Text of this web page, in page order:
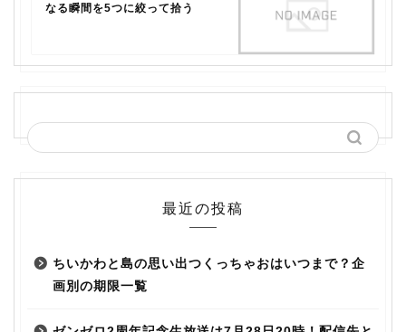
なる瞬間を5つに絞って拾う
最近の投稿
ちいかわと島の思い出つくっちゃおはいつまで？企
画別の期限一覧